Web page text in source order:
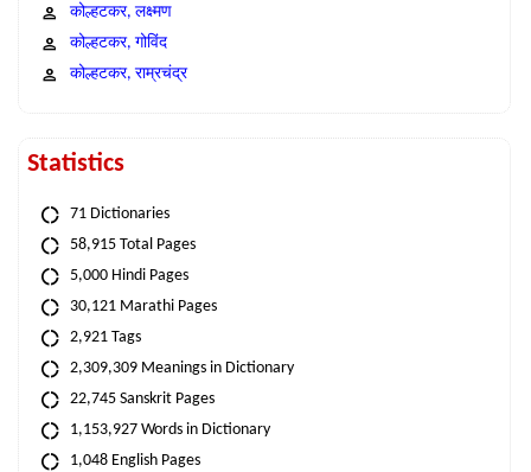
कोल्हटकर, लक्ष्मण
कोल्हटकर, गोविंद
कोल्हटकर, राम्रचंद्र
Statistics
71 Dictionaries
58,915 Total Pages
5,000 Hindi Pages
30,121 Marathi Pages
2,921 Tags
2,309,309 Meanings in Dictionary
22,745 Sanskrit Pages
1,153,927 Words in Dictionary
1,048 English Pages